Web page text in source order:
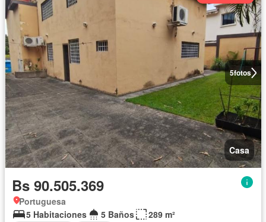
5fotos
Casa
Bs 90.505.369
Portuguesa
5 Habitaciones
5 Baños
289 m²